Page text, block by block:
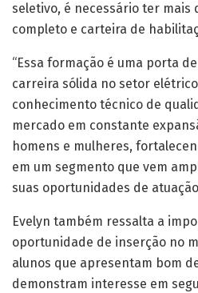
seletivo, é necessário ter mais
completo e carteira de
“Essa formação é uma porta
carreira sólida no setor
conhecimento técnico de
mercado em constante
homens e mulheres,
em um segmento que vem
suas oportunidades de
Evelyn também ressalta a
oportunidade de inserção no
alunos que apresentam bom
demonstram interesse em